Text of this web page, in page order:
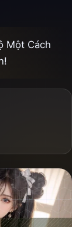
Một Cách